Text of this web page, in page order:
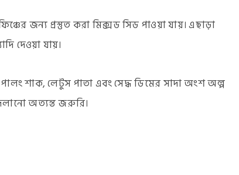
জন্য প্রস্তুত করা মিক্সড সিড পাওয়া যায়। এছাড়া
দেওয়া যায়।
শাক, লেটুস পাতা এবং সেদ্ধ ডিমের সাদা অংশ অল্প
অত্যন্ত জরুরি।